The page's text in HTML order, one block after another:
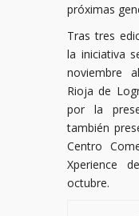
próximas
Tras tres
la iniciativa
noviembre
Rioja de
por la
también
Centro
Xperience
octubre.